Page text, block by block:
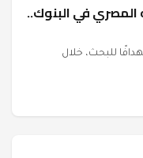
المصري في البنوك..
للبحث، خلال